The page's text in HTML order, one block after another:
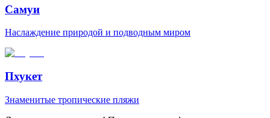
Самуи
Наслаждение природой и подводным миром
Пхукет
Знаменитые тропические пляжи